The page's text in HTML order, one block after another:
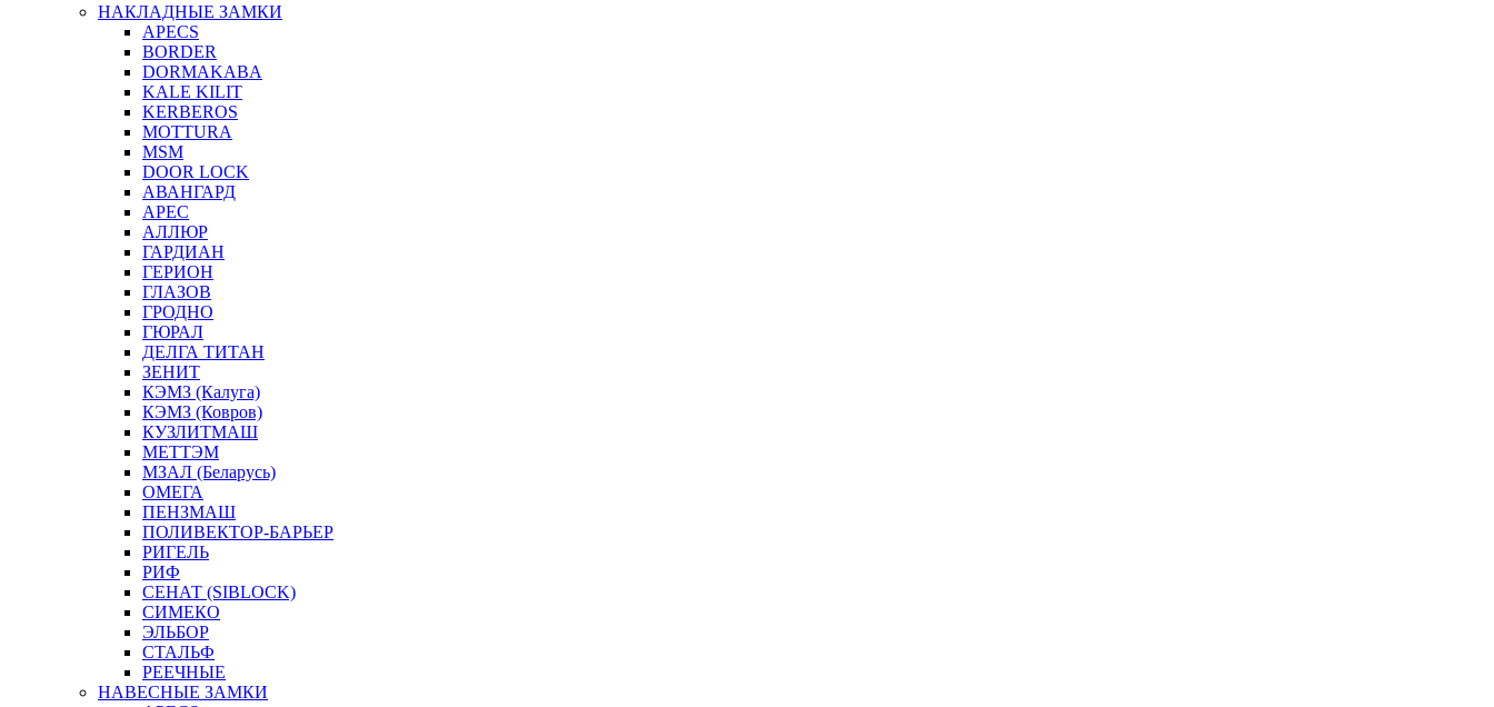
НАКЛАДНЫЕ ЗАМКИ
APECS
BORDER
DORMAKABA
KALE KILIT
KERBEROS
MOTTURA
MSM
DOOR LOCK
АВАНГАРД
АРЕС
АЛЛЮР
ГАРДИАН
ГЕРИОН
ГЛАЗОВ
ГРОДНО
ГЮРАЛ
ДЕЛГА ТИТАН
ЗЕНИТ
КЭМЗ (Калуга)
КЭМЗ (Ковров)
КУЗЛИТМАШ
МЕТТЭМ
МЗАЛ (Беларусь)
ОМЕГА
ПЕНЗМАШ
ПОЛИВЕКТОР-БАРЬЕР
РИГЕЛЬ
РИФ
СЕНАТ (SIBLOCK)
СИМЕКО
ЭЛЬБОР
СТАЛЬФ
РЕЕЧНЫЕ
НАВЕСНЫЕ ЗАМКИ